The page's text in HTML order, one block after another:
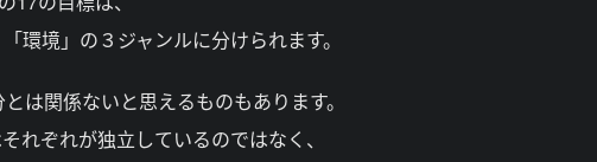
環境」の３ジャンルに分けられます。
は関係ないと思えるものもあります。
れぞれが独立しているのではなく、